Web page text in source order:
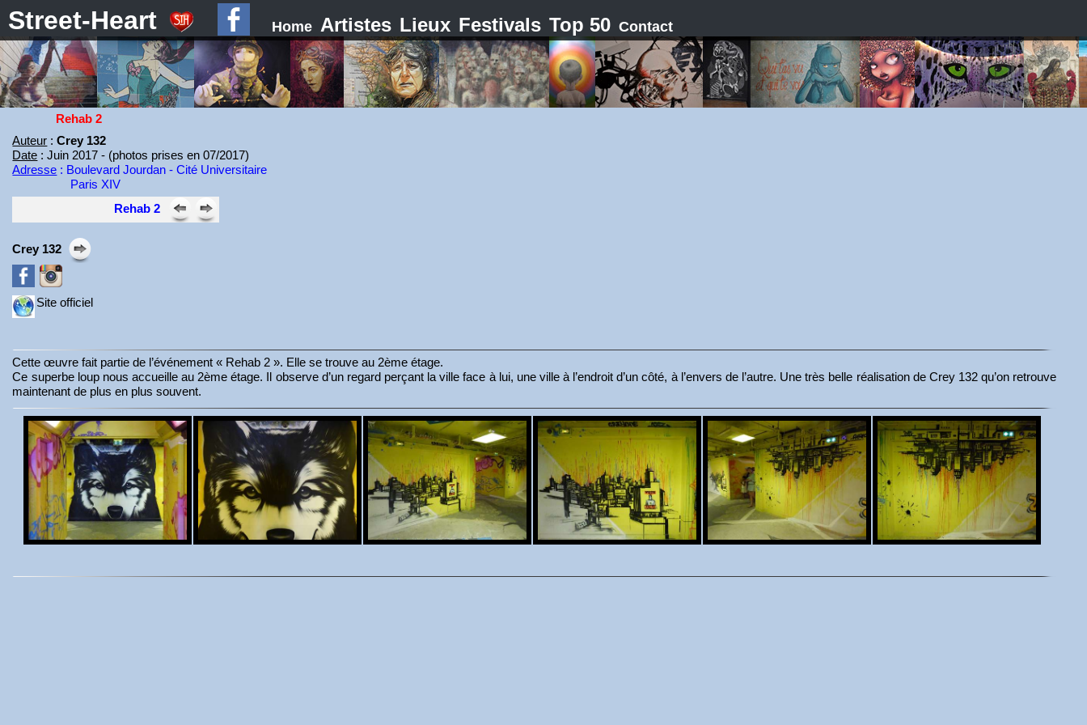
Street-Heart Home Artistes Lieux Festivals Top 50 Contact
Rehab 2
Auteur :Crey 132
Date : Juin 2017 - (photos prises en 07/2017)
Adresse : Boulevard Jourdan - Cité Universitaire
Paris XIV
Rehab 2
Crey 132
Site officiel
Cette œuvre fait partie de l’événement « Rehab 2 ». Elle se trouve au 2ème étage.
Ce superbe loup nous accueille au 2ème étage. Il observe d’un regard perçant la ville face à lui, une ville à l’endroit d’un côté, à l’envers de l’autre. Une très belle réalisation de Crey 132 qu’on retrouve
maintenant de plus en plus souvent.